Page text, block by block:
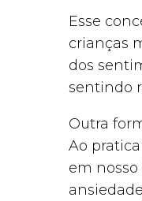
Esse
crianças
dos
sentindo
Outra
Ao
em